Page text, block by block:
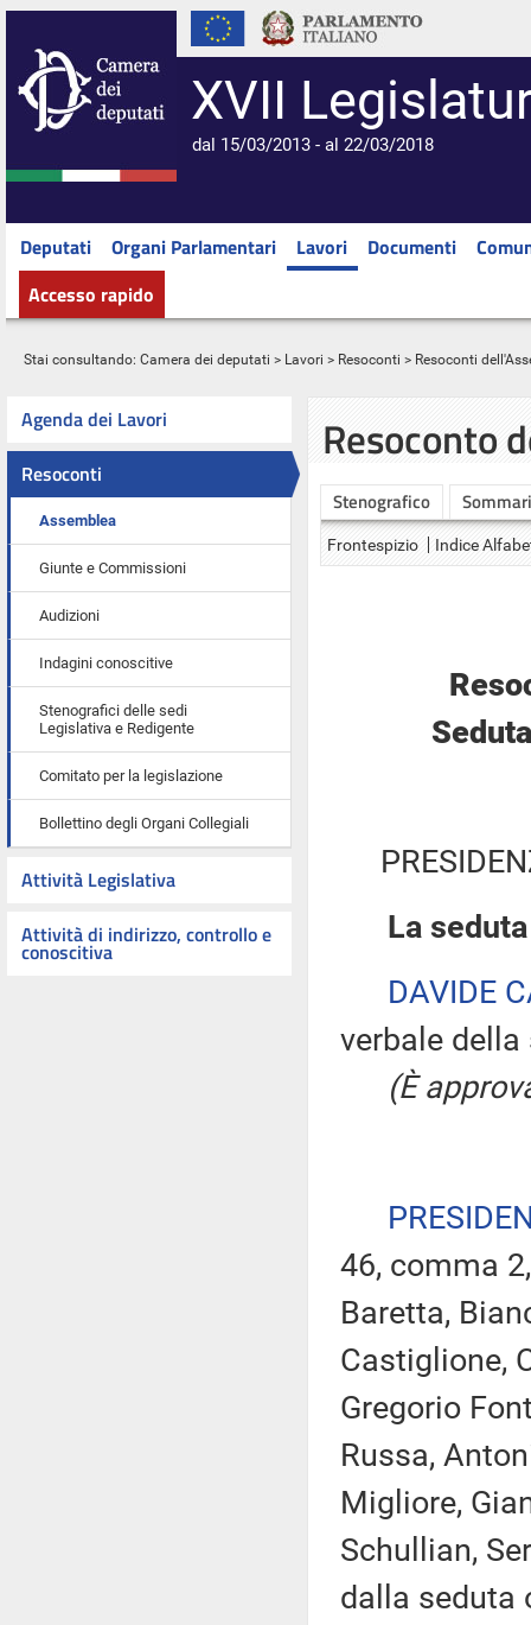
XVII
dal 15/03/2013 - al 22/03/2018
Deputati Organi Parlamentari Lavori Documenti
Accesso rapido
Stai consultando: Camera dei deputati > Lavori > Resoconti > Resoconti
Agenda dei Lavori
Resoconti
Assemblea
Giunte e Commissioni
Audizioni
Indagini conoscitive
Stenografici delle sedi
Legislativa e Redigente
Comitato per la legislazione
Bollettino degli Organi Collegiali
Attività Legislativa
Attività di indirizzo, controllo e
conoscitiva
Resoconto
Stenografico
Frontespizio Indice
La
DAVIDE
verbale
(È
46, comma
Baretta,
Castiglione,
Gregorio
Russa,
Migliore,
Schullian,
dalla seduta